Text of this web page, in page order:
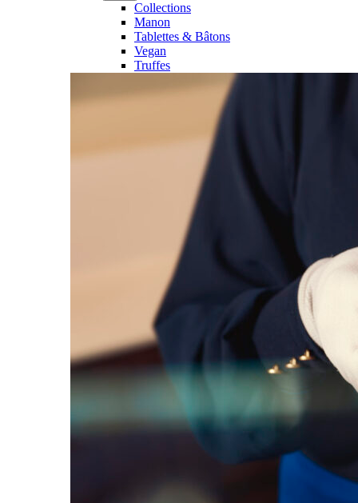
Collections
Manon
Tablettes & Bâtons
Vegan
Truffes